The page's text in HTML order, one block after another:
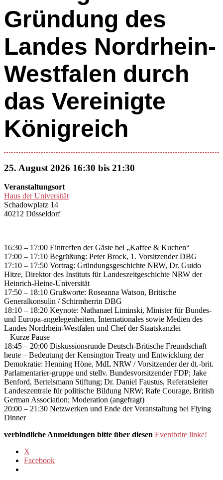
Gründung des
Landes Nordrhein-
Westfalen durch
das Vereinigte
Königreich
25. August 2026 16:30 bis 21:30
Veranstaltungsort
Haus der Universität
Schadowplatz 14
40212 Düsseldorf
16:30 – 17:00 Eintreffen der Gäste bei „Kaffee & Kuchen“
17:00 – 17:10 Begrüßung: Peter Brock, 1. Vorsitzender DBG
17:10 – 17:50 Vortrag: Gründungsgeschichte NRW, Dr. Guido
Hitze, Direktor des Instituts für Landeszeitgeschichte NRW der
Heinrich-Heine-Universität
17:50 – 18:10 Grußworte: Roseanna Watson, Britische
Generalkonsulin / Schirmherrin DBG
18:10 – 18:20 Keynote: Nathanael Liminski, Minister für Bundes-
und Europa-angelegenheiten, Internationales sowie Medien des
Landes Nordrhein-Westfalen und Chef der Staatskanzlei
– Kurze Pause –
18:45 – 20:00 Diskussionsrunde Deutsch-Britische Freundschaft
heute – Bedeutung der Kensington Treaty und Entwicklung der
Demokratie: Henning Höne, MdL NRW / Vorsitzender der dt.-brit.
Parlamentarier-gruppe und stellv. Bundesvorsitzender FDP; Jake
Benford, Bertelsmann Stiftung; Dr. Daniel Faustus, Referatsleiter
Landeszentrale für politische Bildung NRW; Rafe Courage, British
German Association; Moderation (angefragt)
20:00 – 21:30 Netzwerken und Ende der Veranstaltung bei Flying
Dinner
verbindliche Anmeldungen bitte über diesen Eventbrite linke!
X
Facebook